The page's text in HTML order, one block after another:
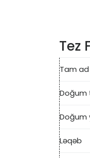
Tez
Tam ad
Doğum
Doğum
Ləqəb